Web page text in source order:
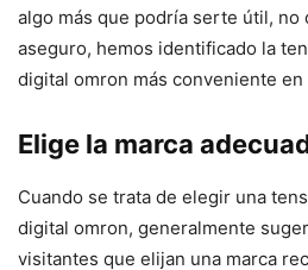
algo más que podría serte útil, no
aseguro, hemos identificado la
digital omron más conveniente en
Elige la marca
Cuando se trata de elegir una
digital omron, generalmente
visitantes que elijan una marca